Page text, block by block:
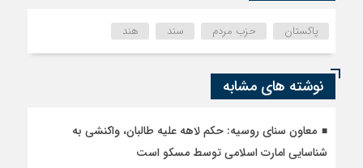
پاکستان حزب مردم سند هند
نوشته های مشابه
معاون سنای روسیه: حکم لاهه علیه طالبان، واکنشی به
شناسایی امارت اسلامی توسط مسکو است